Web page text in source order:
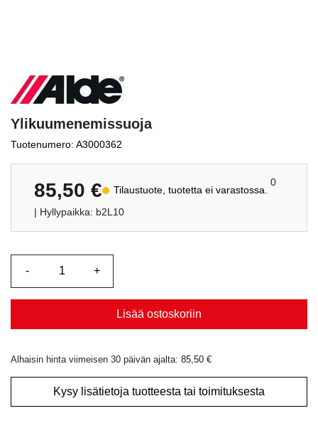
Ylikuumenemissuoja
Tuotenumero: A3000362
85,50 € Tilaustuote, tuotetta ei varastossa.
0
| Hyllypaikka: b2L10
Lisää ostoskoriin
Alhaisin hinta viimeisen 30 päivän ajalta: 85,50 €
Kysy lisätietoja tuotteesta tai toimituksesta